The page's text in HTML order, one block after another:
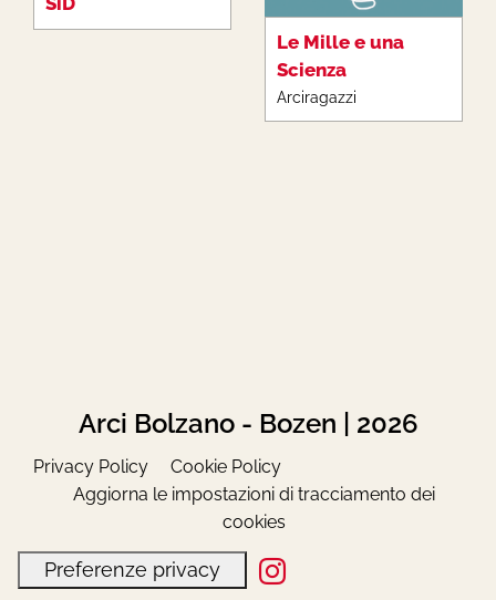
Le Mille e una
Scienza
Arciragazzi
Arci Bolzano - Bozen | 2026
Privacy Policy
Cookie Policy
Aggiorna le impostazioni di tracciamento dei
cookies